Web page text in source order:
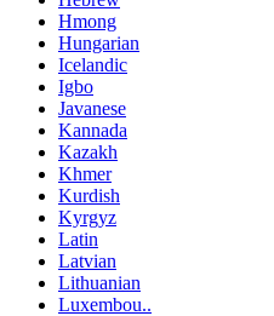
Hmong
Hungarian
Icelandic
Igbo
Javanese
Kannada
Kazakh
Khmer
Kurdish
Kyrgyz
Latin
Latvian
Lithuanian
Luxembou..